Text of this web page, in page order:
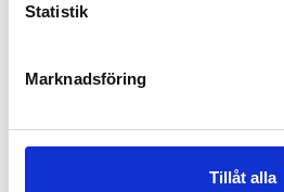
Statistik
Marknadsföring
Tillåt alla
Reservdelar
Köpa och äga terrängfordon